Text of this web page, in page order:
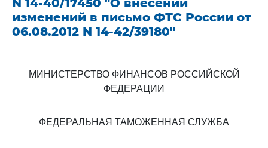
N 14-40/17450 "О внесении
изменений в письмо ФТС России от
06.08.2012 N 14-42/39180"
МИНИСТЕРСТВО ФИНАНСОВ РОССИЙСКОЙ
ФЕДЕРАЦИИ
ФЕДЕРАЛЬНАЯ ТАМОЖЕННАЯ СЛУЖБА